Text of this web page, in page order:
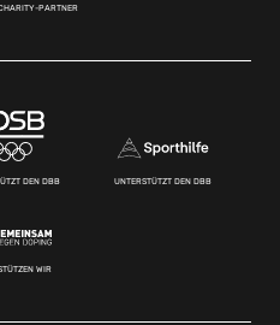
PARTNER
DEN DBB UNTERSTÜTZT DEN DBB
WIR